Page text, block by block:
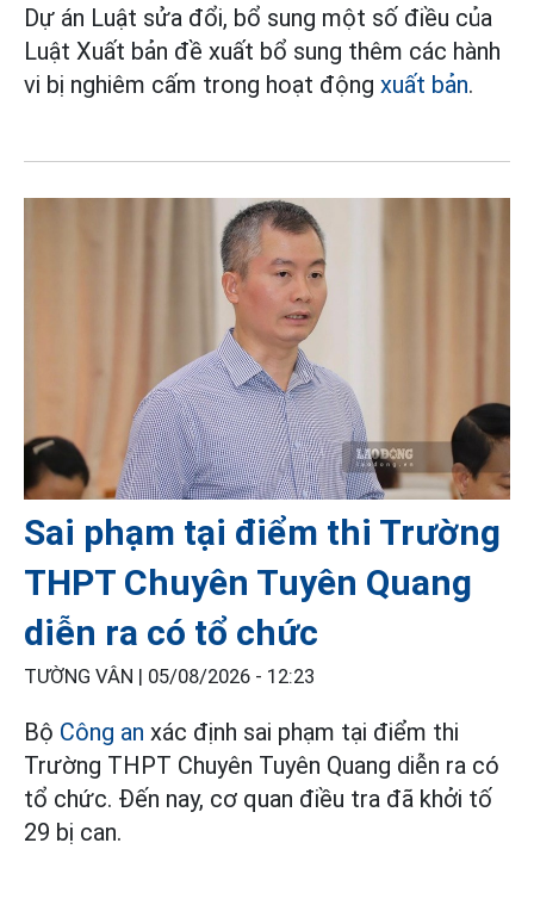
Dự án Luật sửa đổi, bổ sung một số điều của
Luật Xuất bản đề xuất bổ sung thêm các hành
vi bị nghiêm cấm trong hoạt động xuất bản.
Sai phạm tại điểm thi Trường
THPT Chuyên Tuyên Quang
diễn ra có tổ chức
TƯỜNG VÂN | 05/08/2026 - 12:23
Bộ Công an xác định sai phạm tại điểm thi
Trường THPT Chuyên Tuyên Quang diễn ra có
tổ chức. Đến nay, cơ quan điều tra đã khởi tố
29 bị can.